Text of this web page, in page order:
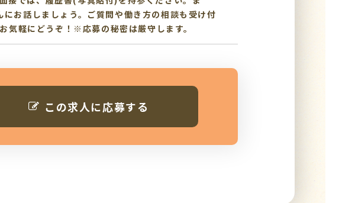
お話しましょう。ご質問や働き方の相談も受け付
軽にどうぞ！※応募の秘密は厳守します。
この求人に応募する